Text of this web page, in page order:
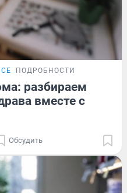
ПОДРОБНОСТИ
разбираем
вместе с
Обсудить